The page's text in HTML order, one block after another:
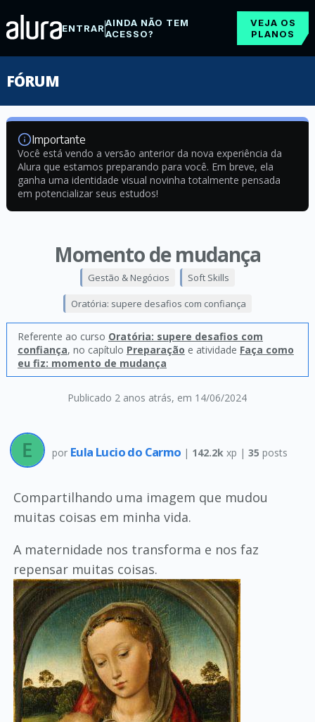
ENTRARAINDA NÃO TEM
ACESSO?
VEJA OS
PLANOS
FÓRUM
Importante
Você está vendo a versão anterior da nova experiência da
Alura que estamos preparando para você. Em breve, ela
ganha uma identidade visual novinha totalmente pensada
em potencializar seus estudos!
Momento de mudança
Publicado 2 anos atrás, em 14/06/2024
Gestão & Negócios Soft Skills
Oratória: supere desafios com confiança
Referente ao curso Oratória: supere desafios com
confiança, no capítulo Preparação e atividade Faça como
eu fiz: momento de mudança
por Eula Lucio do Carmo | 142.2k xp | 35 posts
Compartilhando uma imagem que mudou
muitas coisas em minha vida.
A maternidade nos transforma e nos faz
repensar muitas coisas.